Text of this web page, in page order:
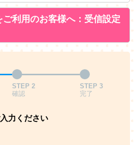
ご利用のお客様へ：受信設定
STEP 2
確認
STEP 3
完了
力ください